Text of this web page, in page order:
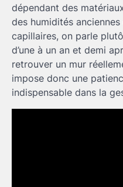
dépendant des
des humidités
capillaires, on parle
d’une à un an et demi
retrouver un mur
impose donc une
indispensable dans la